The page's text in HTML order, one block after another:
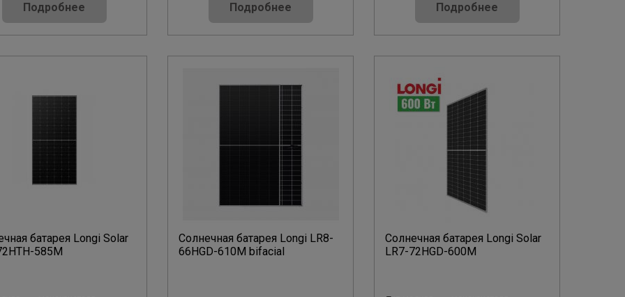
Подробнее Подробнее Подробнее
батарея Longi Solar
585M
Солнечная батарея Longi LR8-
66HGD-610M bifacial
Солнечная батарея Longi Solar
LR7-72HGD-600M